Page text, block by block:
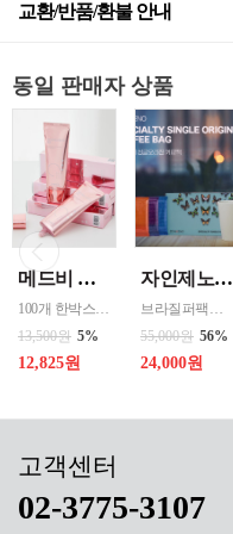
교환/반품/환불 안내
동일 판매자 상품
메드비 원더핏 비비 13호 50ml
100개 한박스 도매 상담환영 - 문의 쿠독 -
13,500원 5%
12,825원
자인제노 3종 21입 싱글 로스팅 커피백 13ml 고용량 1케이스 단위 판매
브라질퍼팩트내추럴커피 7개 에티오피아 게데브 워시드커피 7개 콜롬비아 슈가케인 7개
55,000원 56%
24,000원
02-3775-3107